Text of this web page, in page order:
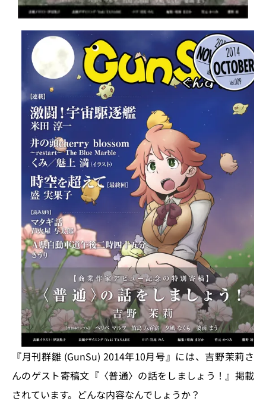
『月刊群雛 (GunSu) 2014年10月号』には、吉野茉莉さ
んのゲスト寄稿文『〈普通〉の話をしましょう！』掲載
されています。どんな内容なんでしょうか？